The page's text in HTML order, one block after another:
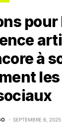
à
SEPTEMBRE 6, 2025